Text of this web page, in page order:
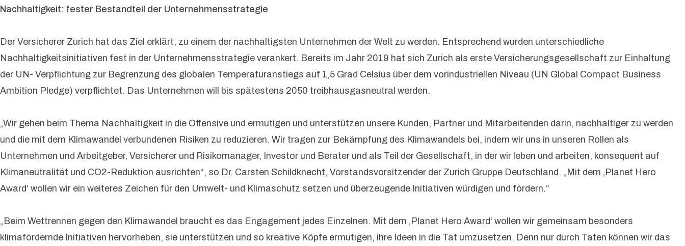
Nachhaltigkeit: fester Bestandteil der Unternehmensstrategie
Der Versicherer Zurich hat das Ziel erklärt, zu einem der nachhaltigsten Unternehmen der Welt zu werden. Entsprechend wurden unterschiedliche
Nachhaltigkeitsinitiativen fest in der Unternehmensstrategie verankert. Bereits im Jahr 2019 hat sich Zurich als erste Versicherungsgesellschaft zur Einhaltung
der UN- Verpflichtung zur Begrenzung des globalen Temperaturanstiegs auf 1,5 Grad Celsius über dem vorindustriellen Niveau (UN Global Compact Business
Ambition Pledge) verpflichtet. Das Unternehmen will bis spätestens 2050 treibhausgasneutral werden.
„Wir gehen beim Thema Nachhaltigkeit in die Offensive und ermutigen und unterstützen unsere Kunden, Partner und Mitarbeitenden darin, nachhaltiger zu werden
und die mit dem Klimawandel verbundenen Risiken zu reduzieren. Wir tragen zur Bekämpfung des Klimawandels bei, indem wir uns in unseren Rollen als
Unternehmen und Arbeitgeber, Versicherer und Risikomanager, Investor und Berater und als Teil der Gesellschaft, in der wir leben und arbeiten, konsequent auf
Klimaneutralität und CO2-Reduktion ausrichten“, so Dr. Carsten Schildknecht, Vorstandsvorsitzender der Zurich Gruppe Deutschland. „Mit dem ‚Planet Hero
Award‘ wollen wir ein weiteres Zeichen für den Umwelt- und Klimaschutz setzen und überzeugende Initiativen würdigen und fördern.“
„Beim Wettrennen gegen den Klimawandel braucht es das Engagement jedes Einzelnen. Mit dem ‚Planet Hero Award‘ wollen wir gemeinsam besonders
klimafördernde Initiativen hervorheben, sie unterstützen und so kreative Köpfe ermutigen, ihre Ideen in die Tat umzusetzen. Denn nur durch Taten können wir das